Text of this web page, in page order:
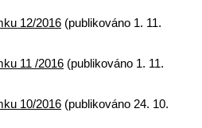
12/2016 (publikováno 1. 11.
11 /2016 (publikováno 1. 11.
10/2016 (publikováno 24. 10.